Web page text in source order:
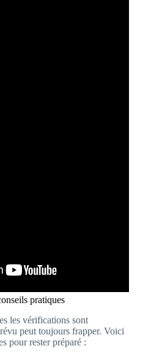
pratiques
les vérifications sont
peut toujours frapper. Voici
pour rester préparé :